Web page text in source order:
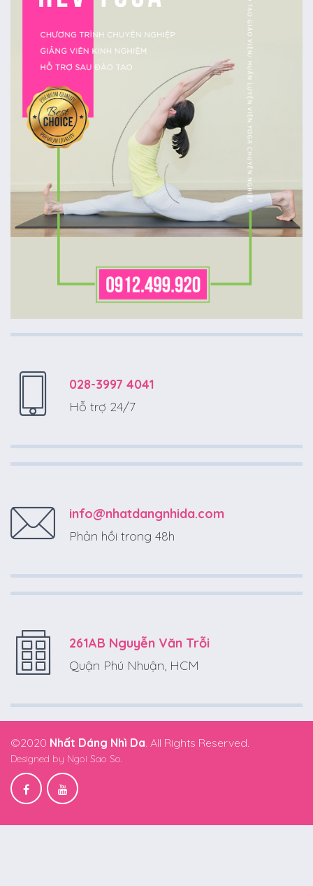
028-3997 4041
Hỗ trợ 24/7
info@nhatdangnhida.com
Phản hồi trong 48h
261AB Nguyễn Văn Trỗi
Quận Phú Nhuận, HCM
©2020 Nhất Dáng Nhì Da. All Rights Reserved.
Designed by Ngoi Sao So.